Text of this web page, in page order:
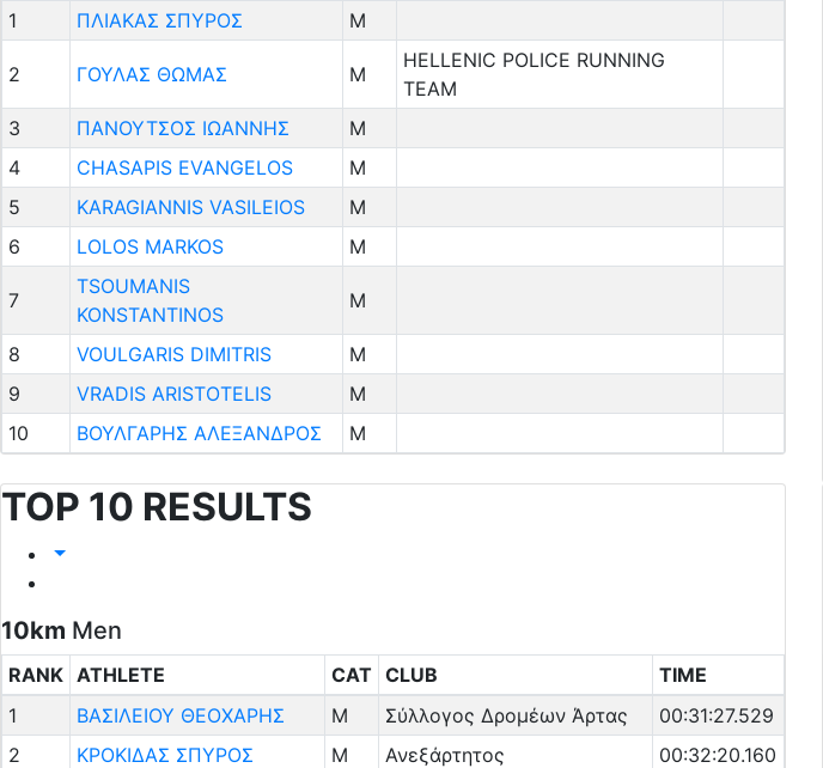
1
ΠΛΙΑΚΑΣ ΣΠΥΡΟΣ M
2 ΓΟΥΛΑΣ ΘΩΜΑΣ M
HELLENIC POLICE RUNNING
TEAM
3
ΠΑΝΟΥΤΣΟΣ ΙΩΑΝΝΗΣ
M
4
CHASAPIS EVANGELOS
M
5
KARAGIANNIS VASILEIOS
M
6
LOLOS MARKOS M
7
TSOUMANIS
KONSTANTINOS
M
8 VOULGARIS DIMITRIS
M
9
VRADIS ARISTOTELIS
M
10
ΒΟΥΛΓΑΡΗΣ ΑΛΕΞΑΝΔΡΟΣ M
TOP 10 RESULTS
10km Men
RANK ATHLETE CAT CLUB
TIME
1
ΒΑΣΙΛΕΙΟΥ ΘΕΟΧΑΡΗΣ M Σύλλογος Δρομέων Άρτας
00:31:27.529
2
ΚΡΟΚΙΔΑΣ ΣΠΥΡΟΣ M Ανεξάρτητος 00:32:20.160